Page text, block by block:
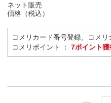
ネット販売
価格（税込）
コメリカード番号登録、コメ
コメリポイント ： 7ポイント獲